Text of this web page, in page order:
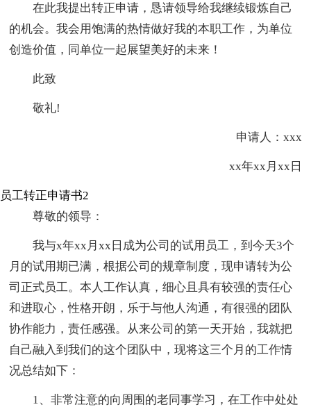
在此我提出转正申请，恳请领导给我继续锻炼自己
的机会。我会用饱满的热情做好我的本职工作，为单位
创造价值，同单位一起展望美好的未来！
此致
敬礼!
申请人：xxx
xx年xx月xx日
员工转正申请书2
尊敬的领导：
我与x年xx月xx日成为公司的试用员工，到今天3个
月的试用期已满，根据公司的规章制度，现申请转为公
司正式员工。本人工作认真，细心且具有较强的责任心
和进取心，性格开朗，乐于与他人沟通，有很强的团队
协作能力，责任感强。从来公司的第一天开始，我就把
自己融入到我们的这个团队中，现将这三个月的工作情
况总结如下：
1、非常注意的向周围的老同事学习，在工作中处处